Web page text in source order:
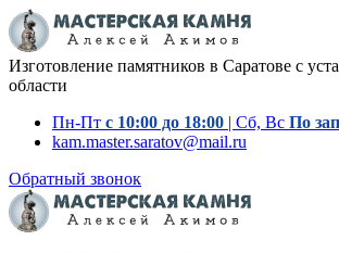
Изготовление памятников в Саратове с
области
Пн-Пт с 10:00 до 18:00 | Сб, Вс По
kam.master.saratov@mail.ru
Обратный звонок